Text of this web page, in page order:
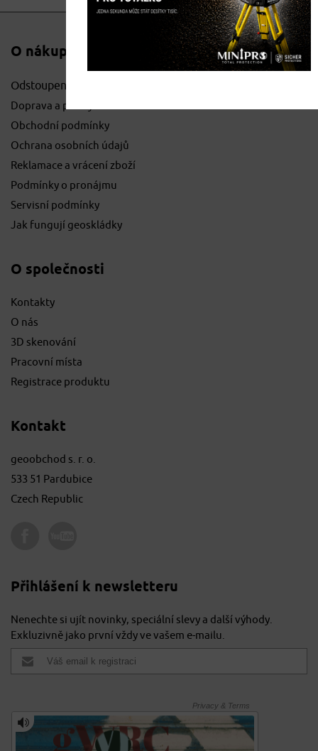
O nákupu
Odstoupení od smlouvy
Doprava a platby
Obchodní podmínky
Ochrana osobních údajů
Reklamace a vrácení zboží
Podmínky o pronájmu
Servisní podmínky
Jak fungují geoskládky
O společnosti
Kontakty
O nás
3D skenování
Pracovní místa
Registrace produktu
Kontakt
geoobchod s. r. o.
533 51 Pardubice
Czech Republic
Přihlášení k newsletteru
Nenechte si ujít novinky, speciální slevy a další výhody.
Exkluzivně jako první vždy ve vašem e-mailu.